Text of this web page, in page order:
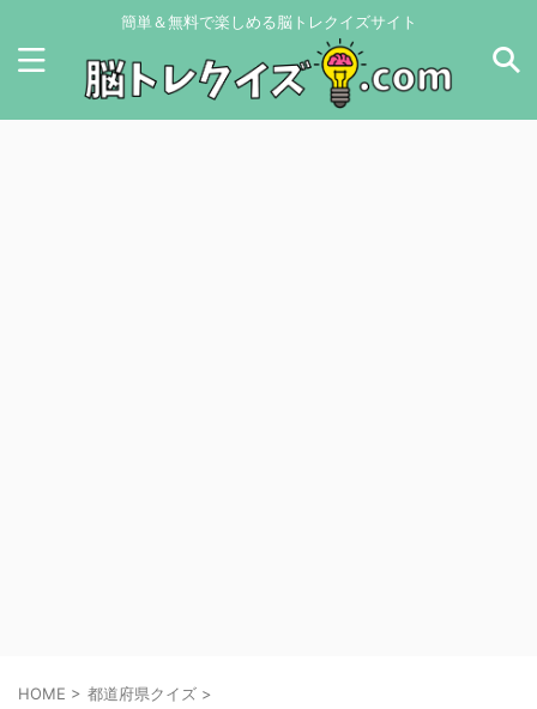
簡単＆無料で楽しめる脳トレクイズサイト
HOME > 都道府県クイズ >